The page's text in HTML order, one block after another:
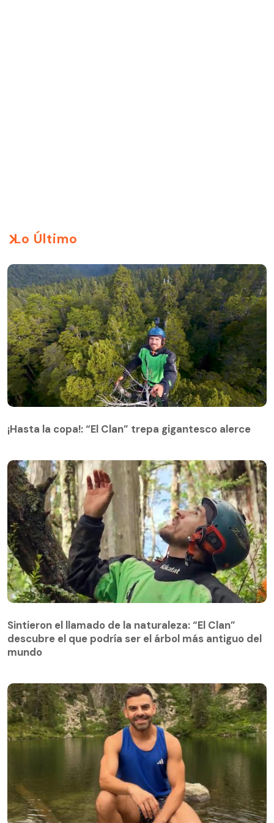
Lo Último
¡Hasta la copa!: “El Clan” trepa gigantesco alerce
descubre el que podría ser el árbol más antiguo del
mundo
Sintieron el llamado de la naturaleza: “El Clan”
descubre el que podría ser el árbol más antiguo del
mundo